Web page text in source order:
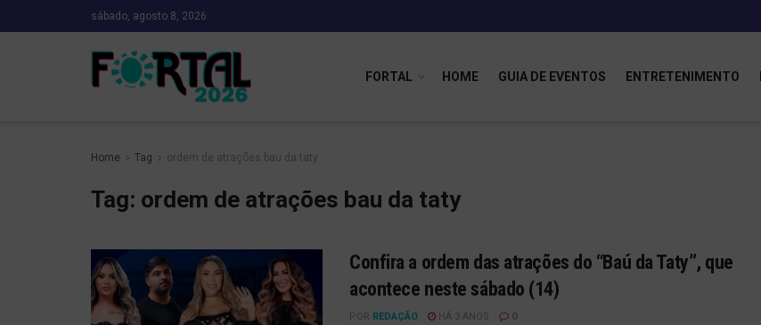
sábado, agosto 8, 2026
FORTAL HOME GUIA DE EVENTOS ENTRETENIMENTO
Home Tag ordem de atrações bau da taty
Tag: ordem de atrações bau da taty
Confira a ordem das atrações do “Baú da Taty”, que
acontece neste sábado (14)
POR REDAÇÃO HÁ 3 ANOS 0